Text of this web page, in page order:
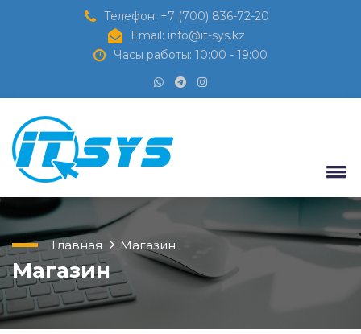
Телефон: +7 (700) 836-72-20
Email: info@it-sys.kz
Часы работы: 10:00 - 19:00
Главная Магазин
Магазин